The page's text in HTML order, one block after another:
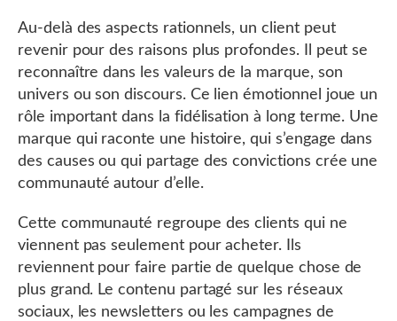
Au-delà des aspects rationnels, un client peut
revenir pour des raisons plus profondes. Il peut se
reconnaître dans les valeurs de la marque, son
univers ou son discours. Ce lien émotionnel joue un
rôle important dans la fidélisation à long terme. Une
marque qui raconte une histoire, qui s’engage dans
des causes ou qui partage des convictions crée une
communauté autour d’elle.
Cette communauté regroupe des clients qui ne
viennent pas seulement pour acheter. Ils
reviennent pour faire partie de quelque chose de
plus grand. Le contenu partagé sur les réseaux
sociaux, les newsletters ou les campagnes de